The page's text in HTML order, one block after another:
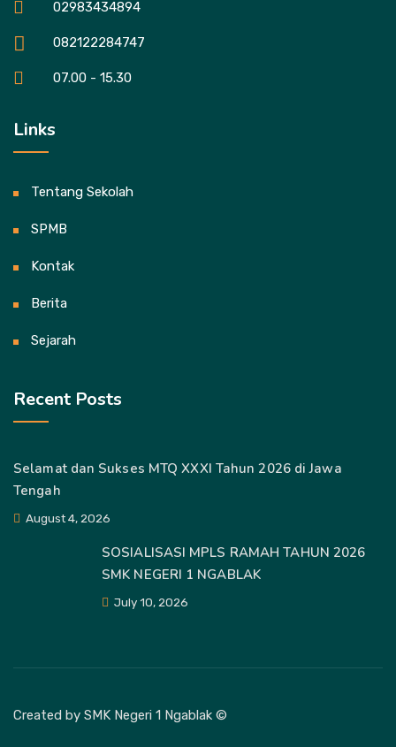
02983434894
082122284747
07.00 - 15.30
Links
Tentang Sekolah
SPMB
Kontak
Berita
Sejarah
Recent Posts
Selamat dan Sukses MTQ XXXI Tahun 2026 di Jawa
Tengah
August 4, 2026
SOSIALISASI MPLS RAMAH TAHUN 2026
SMK NEGERI 1 NGABLAK
July 10, 2026
Created by SMK Negeri 1 Ngablak ©